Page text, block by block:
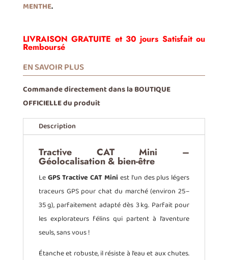
MENTHE.
LIVRAISON GRATUITE et 30 jours Satisfait ou
Remboursé
EN SAVOIR PLUS
Commande directement dans la BOUTIQUE
OFFICIELLE du produit
Description
Tractive CAT Mini –
Géolocalisation & bien-être
LeGPS Tractive CAT Mini est l’un des plus légers
traceurs GPS pour chat du marché (environ 25–
35 g), parfaitement adapté dès 3 kg. Parfait pour
les explorateurs félins qui partent à l’aventure
seuls, sans vous !
Étanche et robuste, il résiste à l’eau et aux chutes.